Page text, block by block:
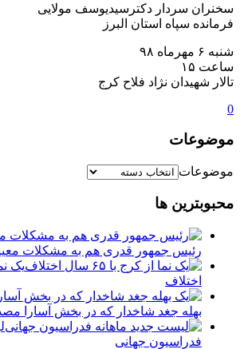
سخنران سردار دکترسیدیوسف مولایی
فرمانده سپاه استان البرز
شنبه ۶ مهرماه ۹۸
ساعت ۱۵
تالار شهیدان نژاد فلاح کرج
0
موضوعات
موضوعات
محبوبترین ها
رئیس جمهور قدری هم به مشکلات
اختلاف
بهله جغد شاخدار که در بخش آسارا
فدراسیون جهانی